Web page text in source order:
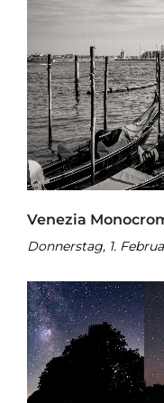
Venezia
Donnerstag, 1.